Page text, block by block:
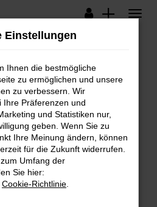
Lagerfahrzeuge
Error
aufgetreten.
die dir helfen können:
und deine
zum Beispiel deine
Einstellungen
Ihnen die bestmögliche
zu ermöglichen und unsere
zu verbessern. Wir
Ihre Präferenzen und
und Statistiken nur,
geben. Wenn Sie zu
Ihre Meinung ändern, können
für die Zukunft widerrufen.
Umfang der
Sie hier:
Cookie-Richtlinie